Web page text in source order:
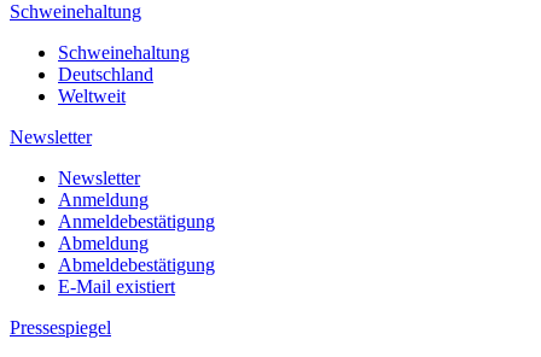
Schweinehaltung
Schweinehaltung
Deutschland
Weltweit
Newsletter
Newsletter
Anmeldung
Anmeldebestätigung
Abmeldung
Abmeldebestätigung
E-Mail existiert
Pressespiegel